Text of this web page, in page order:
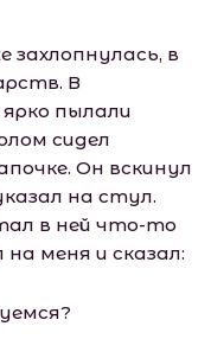
захлопнулась, в
В
пылали
сидел
Он вскинул
на стул.
в ней что-то
меня и сказал: